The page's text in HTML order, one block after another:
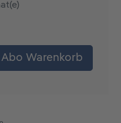
den gewünschten
Abo Warenkorb